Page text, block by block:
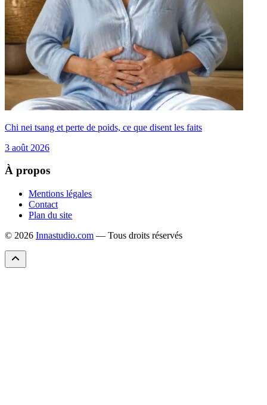
Chi nei tsang et perte de poids, ce que disent les faits
3 août 2026
À propos
Mentions légales
Contact
Plan du site
© 2026 Innastudio.com — Tous droits réservés